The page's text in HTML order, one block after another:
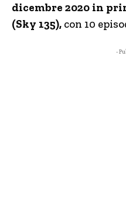
dicembre 2020 in
(Sky 135), con 10
-